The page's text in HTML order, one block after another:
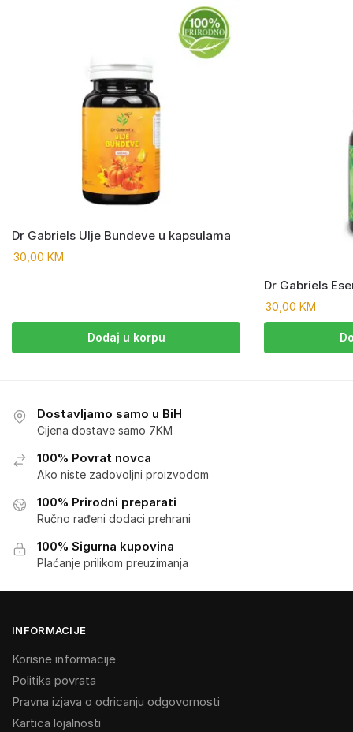
Dr Gabriels Ulje Bundeve u kapsulama
30,00 KM
Dodaj u korpu
Dr Gabriels
30,00 KM
Dostavljamo samo u BiH
Cijena dostave samo 7KM
100% Povrat novca
Ako niste zadovoljni proizvodom
100% Prirodni preparati
Ručno rađeni dodaci prehrani
100% Sigurna kupovina
Plaćanje prilikom preuzimanja
INFORMACIJE
Korisne informacije
Politika povrata
Pravna izjava o odricanju odgovornosti
Kartica lojalnosti